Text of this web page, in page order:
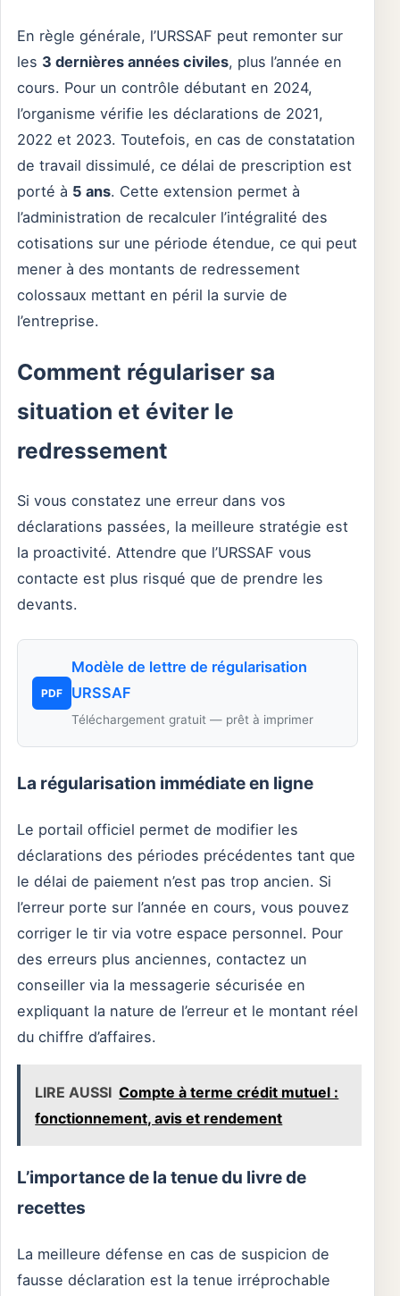
En règle générale, l’URSSAF peut remonter sur
les 3 dernières années civiles, plus l’année en
cours. Pour un contrôle débutant en 2024,
l’organisme vérifie les déclarations de 2021,
2022 et 2023. Toutefois, en cas de constatation
de travail dissimulé, ce délai de prescription est
porté à 5 ans. Cette extension permet à
l’administration de recalculer l’intégralité des
cotisations sur une période étendue, ce qui peut
mener à des montants de redressement
colossaux mettant en péril la survie de
l’entreprise.
Comment régulariser sa
situation et éviter le
redressement
Si vous constatez une erreur dans vos
déclarations passées, la meilleure stratégie est
la proactivité. Attendre que l’URSSAF vous
contacte est plus risqué que de prendre les
devants.
PDF
Modèle de lettre de régularisation
URSSAF
Téléchargement gratuit — prêt à imprimer
La régularisation immédiate en ligne
Le portail officiel permet de modifier les
déclarations des périodes précédentes tant que
le délai de paiement n’est pas trop ancien. Si
l’erreur porte sur l’année en cours, vous pouvez
corriger le tir via votre espace personnel. Pour
des erreurs plus anciennes, contactez un
conseiller via la messagerie sécurisée en
expliquant la nature de l’erreur et le montant réel
du chiffre d’affaires.
LIRE AUSSI Compte à terme crédit mutuel :
fonctionnement, avis et rendement
L’importance de la tenue du livre de
recettes
La meilleure défense en cas de suspicion de
fausse déclaration est la tenue irréprochable